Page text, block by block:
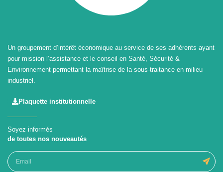
Un groupement d’intérêt économique au service de ses adhérents ayant
pour mission l’assistance et le conseil en Santé, Sécurité &
Environnement permettant la maîtrise de la sous-traitance en milieu
industriel.
Plaquette institutionnelle
Soyez informés
de toutes nos nouveautés